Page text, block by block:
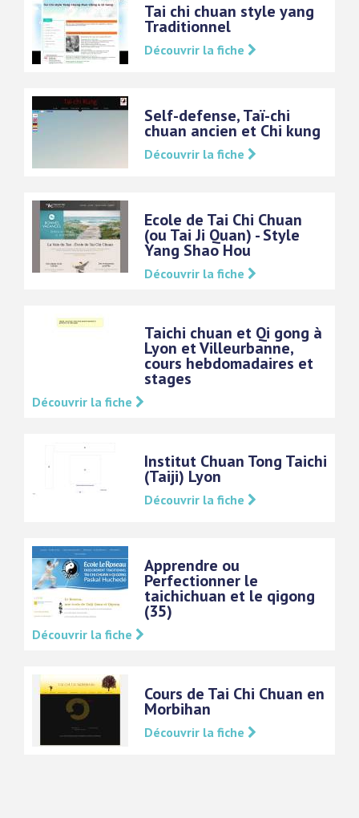
Tai chi chuan style yang
Traditionnel
Découvrir la fiche
Self-defense, Taï-chi
chuan ancien et Chi kung
Découvrir la fiche
Ecole de Tai Chi Chuan
(ou Tai Ji Quan) - Style
Yang Shao Hou
Découvrir la fiche
Taichi chuan et Qi gong à
Lyon et Villeurbanne,
cours hebdomadaires et
stages
Découvrir la fiche
Institut Chuan Tong Taichi
(Taiji) Lyon
Découvrir la fiche
Apprendre ou
Perfectionner le
taichichuan et le qigong
(35)
Découvrir la fiche
Cours de Tai Chi Chuan en
Morbihan
Découvrir la fiche